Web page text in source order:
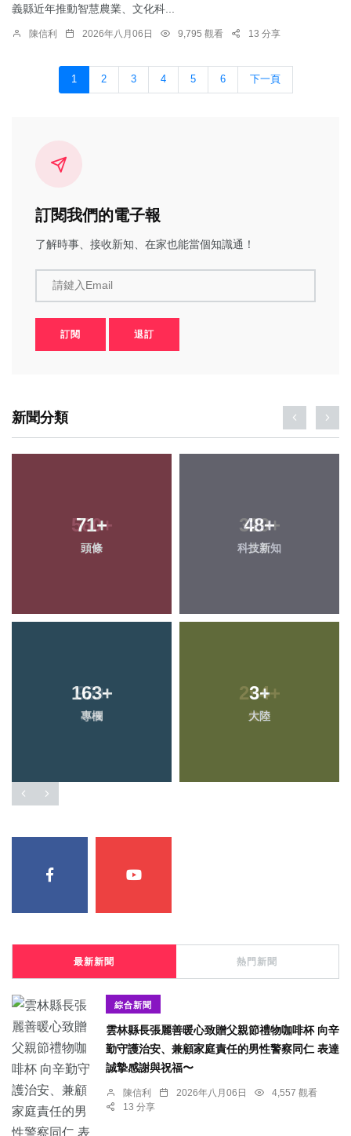
義縣近年推動智慧農業、文化科...
陳信利 2026年八月06日 9,795 觀看 13 分享
1 2 3 4 5 6 下一頁
訂閱我們的電子報
了解時事、接收新知、在家也能當個知識通！
請鍵入Email
訂閱 退訂
新聞分類
71+
頭條
48+
科技新知
163+
專欄
3+
大陸
最新新聞 熱門新聞
綜合新聞
雲林縣長張麗善暖心致贈父親節禮物咖啡杯 向辛
勤守護治安、兼顧家庭責任的男性警察同仁 表達
誠摯感謝與祝福〜
陳信利 2026年八月06日
4,557 觀看
13 分享